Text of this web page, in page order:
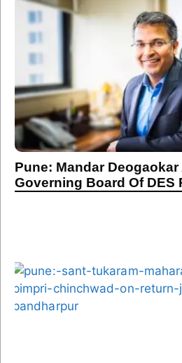
Pune: Mandar
Governing Board Of DES